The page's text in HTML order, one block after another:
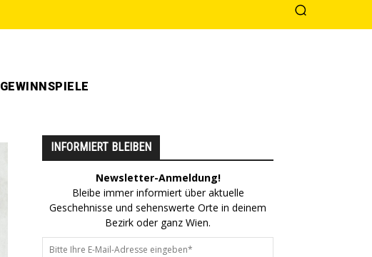
GEWINNSPIELE
INFORMIERT BLEIBEN
Newsletter-Anmeldung!
Bleibe immer informiert über aktuelle
Geschehnisse und sehenswerte Orte in deinem
Bezirk oder ganz Wien.